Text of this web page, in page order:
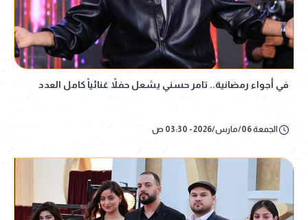
في أجواء رمضانية.. تامر حسني يشعل حفلاً غنائياً كامل العدد
الجمعة 06/مارس/2026 - 03:30 ص